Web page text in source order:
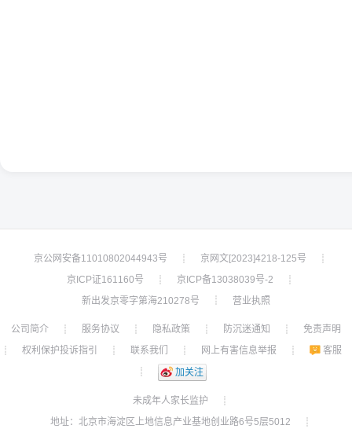
京公网安备11010802044943号 ┊ 京网文[2023]4218-125号
┊
京ICP证161160号
┊ 京ICP备13038039号-2
┊
新出发京零字第海210278号
┊ 营业执照
公司简介 ┊ 服务协议 ┊ 隐私政策 ┊ 防沉迷通知 ┊
免责声明
┊
权利保护投诉指引 ┊ 联系我们 ┊ 网上有害信息举报 ┊
客服
┊
加关注
未成年人家长监护
┊
地址：北京市海淀区上地信息产业基地创业路6号5层5012
┊